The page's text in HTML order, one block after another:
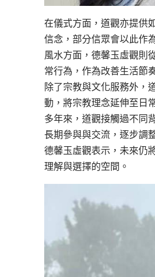
在儀式方面，道觀亦提供
信念，部分信眾會以此作
風水方面，德馨玉虛觀則
常行為，作為改善生活節
除了宗教與文化服務外，
動，將宗教理念延伸至日
多年來，道觀接觸過不同
長期參與與交流，逐步調
德馨玉虛觀表示，未來仍
理解與選擇的空間。